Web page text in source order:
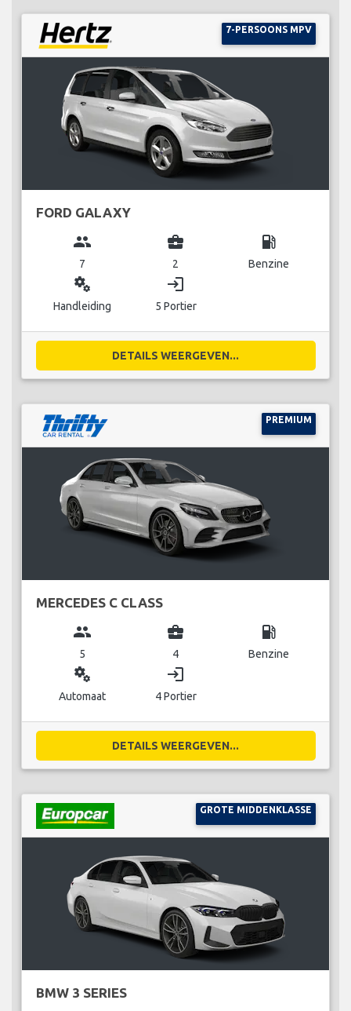
7-PERSOONS MPV
FORD GALAXY
group
7
business_center
2
local_gas_station
Benzine
miscellaneous_services
Handleiding
login
5 Portier
DETAILS WEERGEVEN...
PREMIUM
MERCEDES C CLASS
group
5
business_center
4
local_gas_station
Benzine
miscellaneous_services
Automaat
login
4 Portier
DETAILS WEERGEVEN...
GROTE MIDDENKLASSE
BMW 3 SERIES